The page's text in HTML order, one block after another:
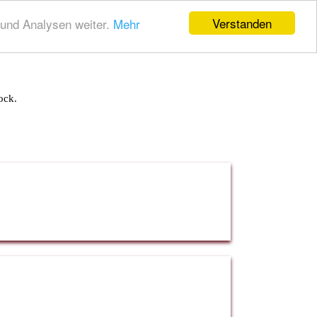
Verstanden
Analysen weiter. Mehr